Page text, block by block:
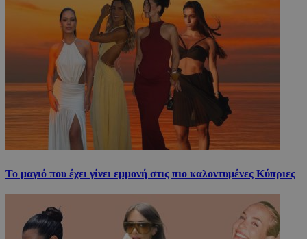
Το μαγιό που έχει γίνει εμμονή στις πιο καλοντυμένες Κύπριες